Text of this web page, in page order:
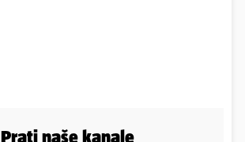
Prati naše kanale